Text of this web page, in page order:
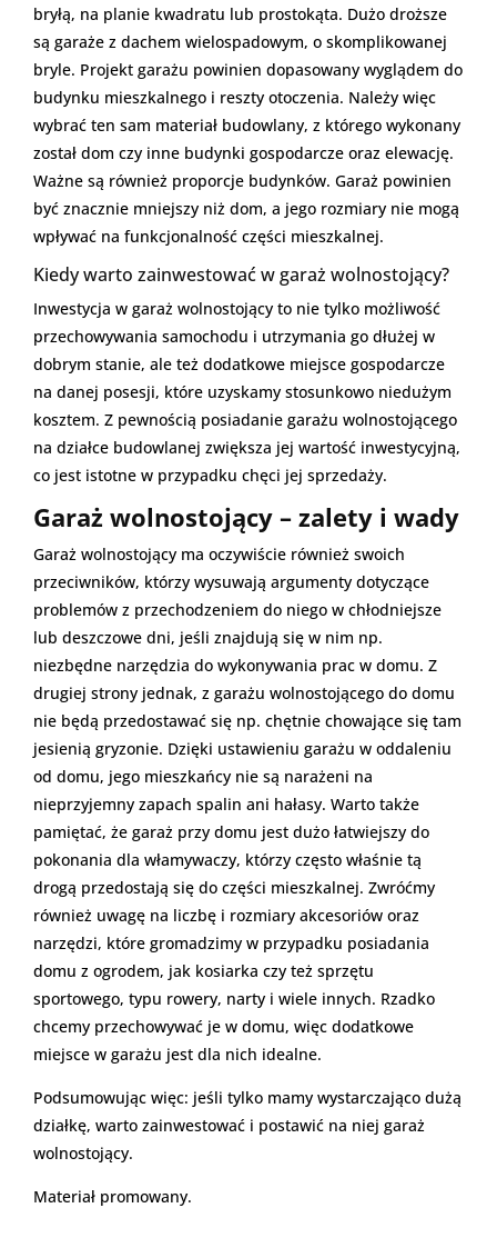
bryłą, na planie kwadratu lub prostokąta. Dużo droższe
są garaże z dachem wielospadowym, o skomplikowanej
bryle. Projekt garażu powinien dopasowany wyglądem do
budynku mieszkalnego i reszty otoczenia. Należy więc
wybrać ten sam materiał budowlany, z którego wykonany
został dom czy inne budynki gospodarcze oraz elewację.
Ważne są również proporcje budynków. Garaż powinien
być znacznie mniejszy niż dom, a jego rozmiary nie mogą
wpływać na funkcjonalność części mieszkalnej.
Kiedy warto zainwestować w garaż wolnostojący?
Inwestycja w garaż wolnostojący to nie tylko możliwość
przechowywania samochodu i utrzymania go dłużej w
dobrym stanie, ale też dodatkowe miejsce gospodarcze
na danej posesji, które uzyskamy stosunkowo niedużym
kosztem. Z pewnością posiadanie garażu wolnostojącego
na działce budowlanej zwiększa jej wartość inwestycyjną,
co jest istotne w przypadku chęci jej sprzedaży.
Garaż wolnostojący – zalety i wady
Garaż wolnostojący ma oczywiście również swoich
przeciwników, którzy wysuwają argumenty dotyczące
problemów z przechodzeniem do niego w chłodniejsze
lub deszczowe dni, jeśli znajdują się w nim np.
niezbędne narzędzia do wykonywania prac w domu. Z
drugiej strony jednak, z garażu wolnostojącego do domu
nie będą przedostawać się np. chętnie chowające się tam
jesienią gryzonie. Dzięki ustawieniu garażu w oddaleniu
od domu, jego mieszkańcy nie są narażeni na
nieprzyjemny zapach spalin ani hałasy. Warto także
pamiętać, że garaż przy domu jest dużo łatwiejszy do
pokonania dla włamywaczy, którzy często właśnie tą
drogą przedostają się do części mieszkalnej. Zwróćmy
również uwagę na liczbę i rozmiary akcesoriów oraz
narzędzi, które gromadzimy w przypadku posiadania
domu z ogrodem, jak kosiarka czy też sprzętu
sportowego, typu rowery, narty i wiele innych. Rzadko
chcemy przechowywać je w domu, więc dodatkowe
miejsce w garażu jest dla nich idealne.
Podsumowując więc: jeśli tylko mamy wystarczająco dużą
działkę, warto zainwestować i postawić na niej garaż
wolnostojący.
Materiał promowany.